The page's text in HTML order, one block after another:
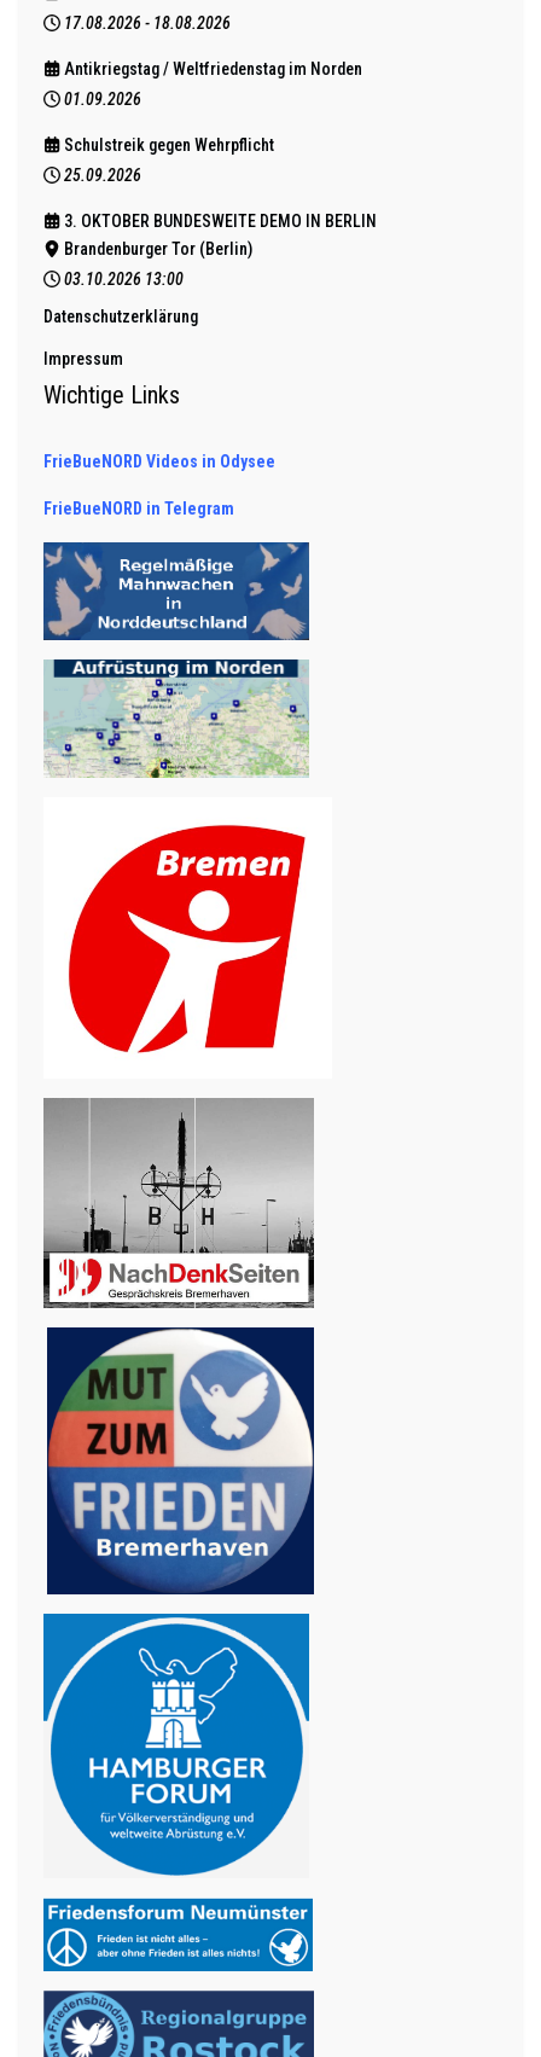
17.08.2026 - 18.08.2026
Antikriegstag / Weltfriedenstag im Norden
01.09.2026
Schulstreik gegen Wehrpflicht
25.09.2026
3. OKTOBER BUNDESWEITE DEMO IN BERLIN
Brandenburger Tor (Berlin)
03.10.2026 13:00
Datenschutzerklärung
Impressum
Wichtige Links
FrieBueNORD Videos in Odysee
FrieBueNORD in Telegram